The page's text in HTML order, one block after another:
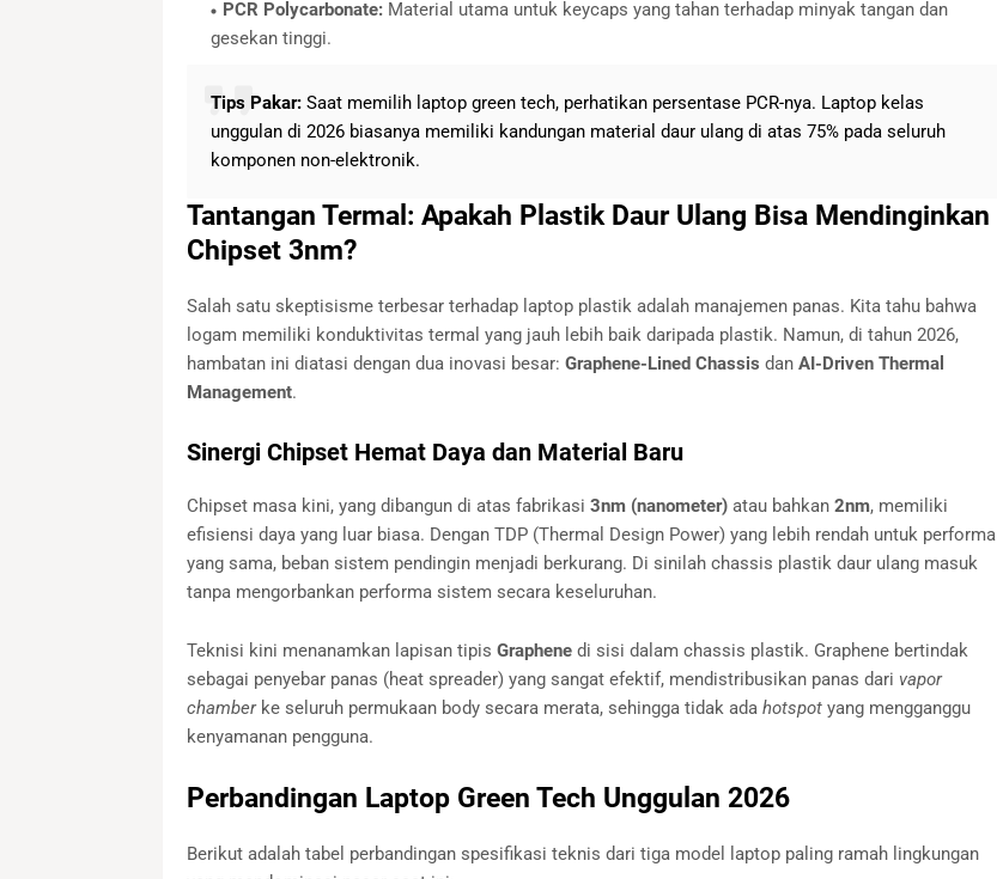
PCR Polycarbonate:Material utama untuk keycaps yang tahan terhadap minyak tangan dan
gesekan tinggi.
Tips Pakar:Saat memilih laptop green tech, perhatikan persentase PCR-nya. Laptop kelas
unggulan di 2026 biasanya memiliki kandungan material daur ulang di atas 75% pada seluruh
komponen non-elektronik.
Tantangan Termal: Apakah Plastik Daur Ulang Bisa Mendinginkan
Chipset 3nm?
Salah satu skeptisisme terbesar terhadap laptop plastik adalah manajemen panas. Kita tahu bahwa
logam memiliki konduktivitas termal yang jauh lebih baik daripada plastik. Namun, di tahun 2026,
hambatan ini diatasi dengan dua inovasi besar: Graphene-Lined Chassis dan AI-Driven Thermal
Management.
Sinergi Chipset Hemat Daya dan Material Baru
Chipset masa kini, yang dibangun di atas fabrikasi 3nm (nanometer)atau bahkan 2nm, memiliki
efisiensi daya yang luar biasa. Dengan TDP (Thermal Design Power) yang lebih rendah untuk performa
yang sama, beban sistem pendingin menjadi berkurang. Di sinilah chassis plastik daur ulang masuk
tanpa mengorbankan performa sistem secara keseluruhan.
Teknisi kini menanamkan lapisan tipis Graphenedi sisi dalam chassis plastik. Graphene bertindak
sebagai penyebar panas (heat spreader) yang sangat efektif, mendistribusikan panas dari vapor
chamberke seluruh permukaan body secara merata, sehingga tidak ada hotspotyang mengganggu
kenyamanan pengguna.
Perbandingan Laptop Green Tech Unggulan 2026
Berikut adalah tabel perbandingan spesifikasi teknis dari tiga model laptop paling ramah lingkungan